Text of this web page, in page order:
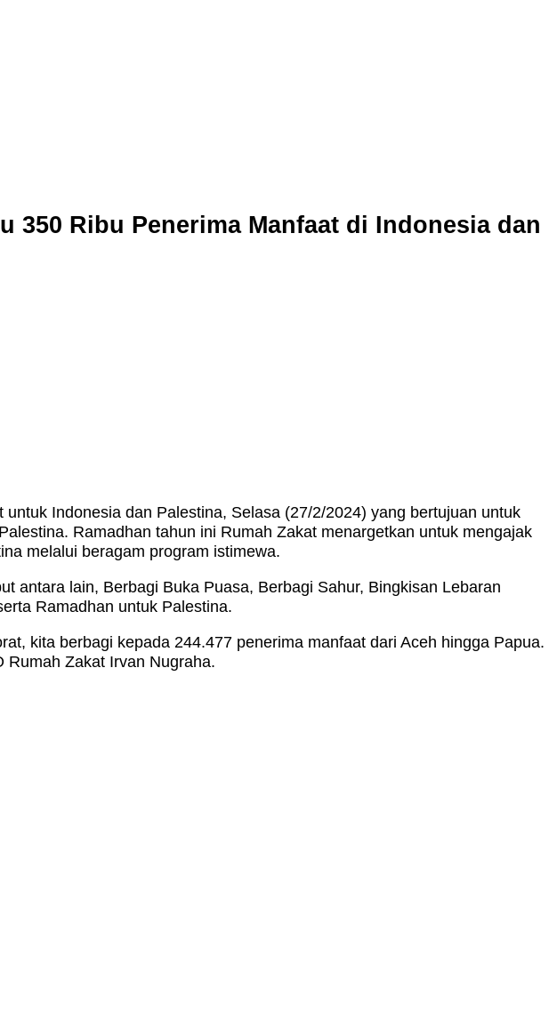
350 Ribu Penerima Manfaat di Indonesia dan
Indonesia dan Palestina, Selasa (27/2/2024) yang bertujuan untuk
Ramadhan tahun ini Rumah Zakat menargetkan untuk mengajak
melalui beragam program istimewa.
antara lain, Berbagi Buka Puasa, Berbagi Sahur, Bingkisan Lebaran
Ramadhan untuk Palestina.
kita berbagi kepada 244.477 penerima manfaat dari Aceh hingga Papua.
Rumah Zakat Irvan Nugraha.